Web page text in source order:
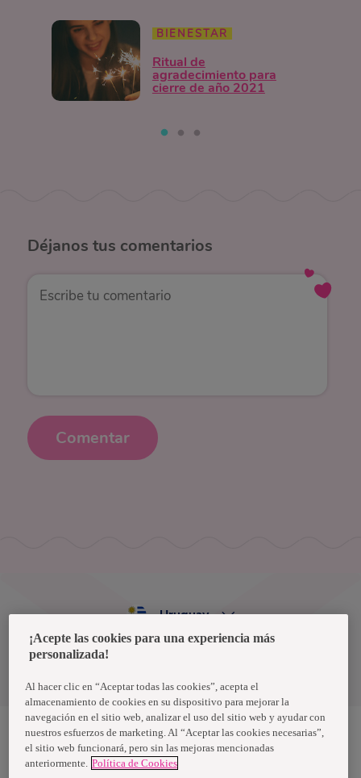
BIENESTAR
Ritual de
agradecimiento para
cierre de año 2021
Déjanos tus comentarios
Comentar
Política de privacidad de datos
Uruguay
Nosotras, una marca de Essity - una compañía global líder en
higiene y salud. Cada día, mil millones de personas, en todo el
¡Acepte las cookies para una experiencia más
personalizada!
Al hacer clic en “Aceptar todas las cookies”, acepta el
almacenamiento de cookies en su dispositivo para mejorar la
navegación en el sitio web, analizar el uso del sitio web y ayudar con
nuestros esfuerzos de marketing. Al “Aceptar las cookies necesarias”,
el sitio web funcionará, pero sin las mejoras mencionadas
anteriormente. Política de Cookies